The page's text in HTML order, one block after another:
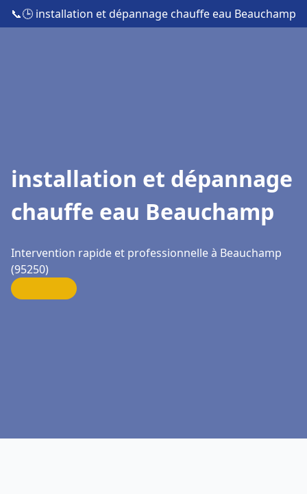
📞🕒 installation et dépannage chauffe eau Beauchamp
installation et dépannage
chauffe eau Beauchamp
Intervention rapide et professionnelle à Beauchamp
(95250)